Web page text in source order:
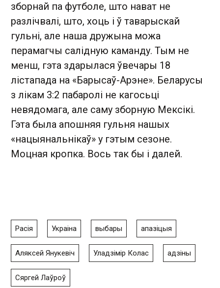
зборнай па футболе, што нават не
разлічвалі, што, хоць і ў таварыскай
гульні, але наша дружына можа
перамагчы салідную каманду. Тым не
менш, гэта здарылася ўвечары 18
лістапада на «Барысаў-Арэне». Беларусы
з лікам 3:2 пабаролі не кагосьці
невядомага, але саму зборную Мексікі.
Гэта была апошняя гульня нашых
«нацыянальнікаў» у гэтым сезоне.
Моцная кропка. Вось так бы і далей.
Расія Украіна выбары апазіцыя
Аляксей Янукевіч Уладзімір Колас адзіны
Сяргей Лаўроў